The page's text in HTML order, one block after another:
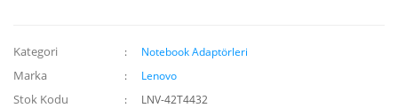
Kategori Notebook Adaptörleri
Marka Lenovo
Stok Kodu LNV-42T4432